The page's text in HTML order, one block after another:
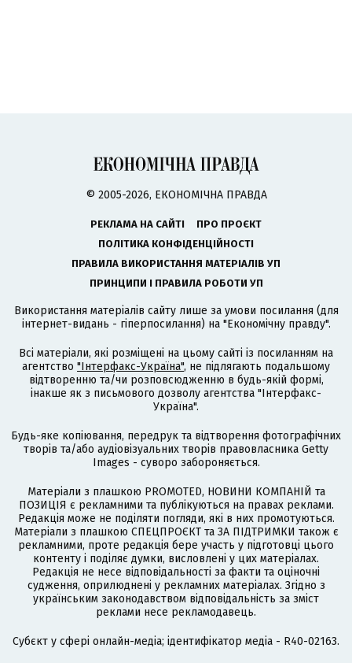
© 2005-2026, ЕКОНОМІЧНА ПРАВДА
РЕКЛАМА НА САЙТІ
ПРО ПРОЄКТ
ПОЛІТИКА КОНФІДЕНЦІЙНОСТІ
ПРАВИЛА ВИКОРИСТАННЯ МАТЕРІАЛІВ УП
ПРИНЦИПИ І ПРАВИЛА РОБОТИ УП
Використання матеріалів сайту лише за умови посилання (для
інтернет-видань - гіперпосилання) на "Економічну правду".
Всі матеріали, які розміщені на цьому сайті із посиланням на
агентство "Інтерфакс-Україна", не підлягають подальшому
відтворенню та/чи розповсюдженню в будь-якій формі,
інакше як з письмового дозволу агентства "Інтерфакс-
Україна".
Будь-яке копіювання, передрук та відтворення фотографічних
творів та/або аудіовізуальних творів правовласника Getty
Images - суворо забороняється.
Матеріали з плашкою PROMOTED, НОВИНИ КОМПАНІЙ та
ПОЗИЦІЯ є рекламними та публікуються на правах реклами.
Редакція може не поділяти погляди, які в них промотуються.
Матеріали з плашкою СПЕЦПРОЄКТ та ЗА ПІДТРИМКИ також є
рекламними, проте редакція бере участь у підготовці цього
контенту і поділяє думки, висловлені у цих матеріалах.
Редакція не несе відповідальності за факти та оціночні
судження, оприлюднені у рекламних матеріалах. Згідно з
українським законодавством відповідальність за зміст
реклами несе рекламодавець.
Cубєкт у сфері онлайн-медіа; ідентифікатор медіа - R40-02163.